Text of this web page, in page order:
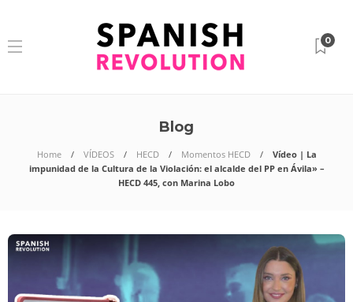
0
Blog
Home VÍDEOS HECD Momentos HECD
Vídeo | La
impunidad de la Cultura de la Violación: el alcalde del PP en Ávila» –
HECD 445, con Marina Lobo